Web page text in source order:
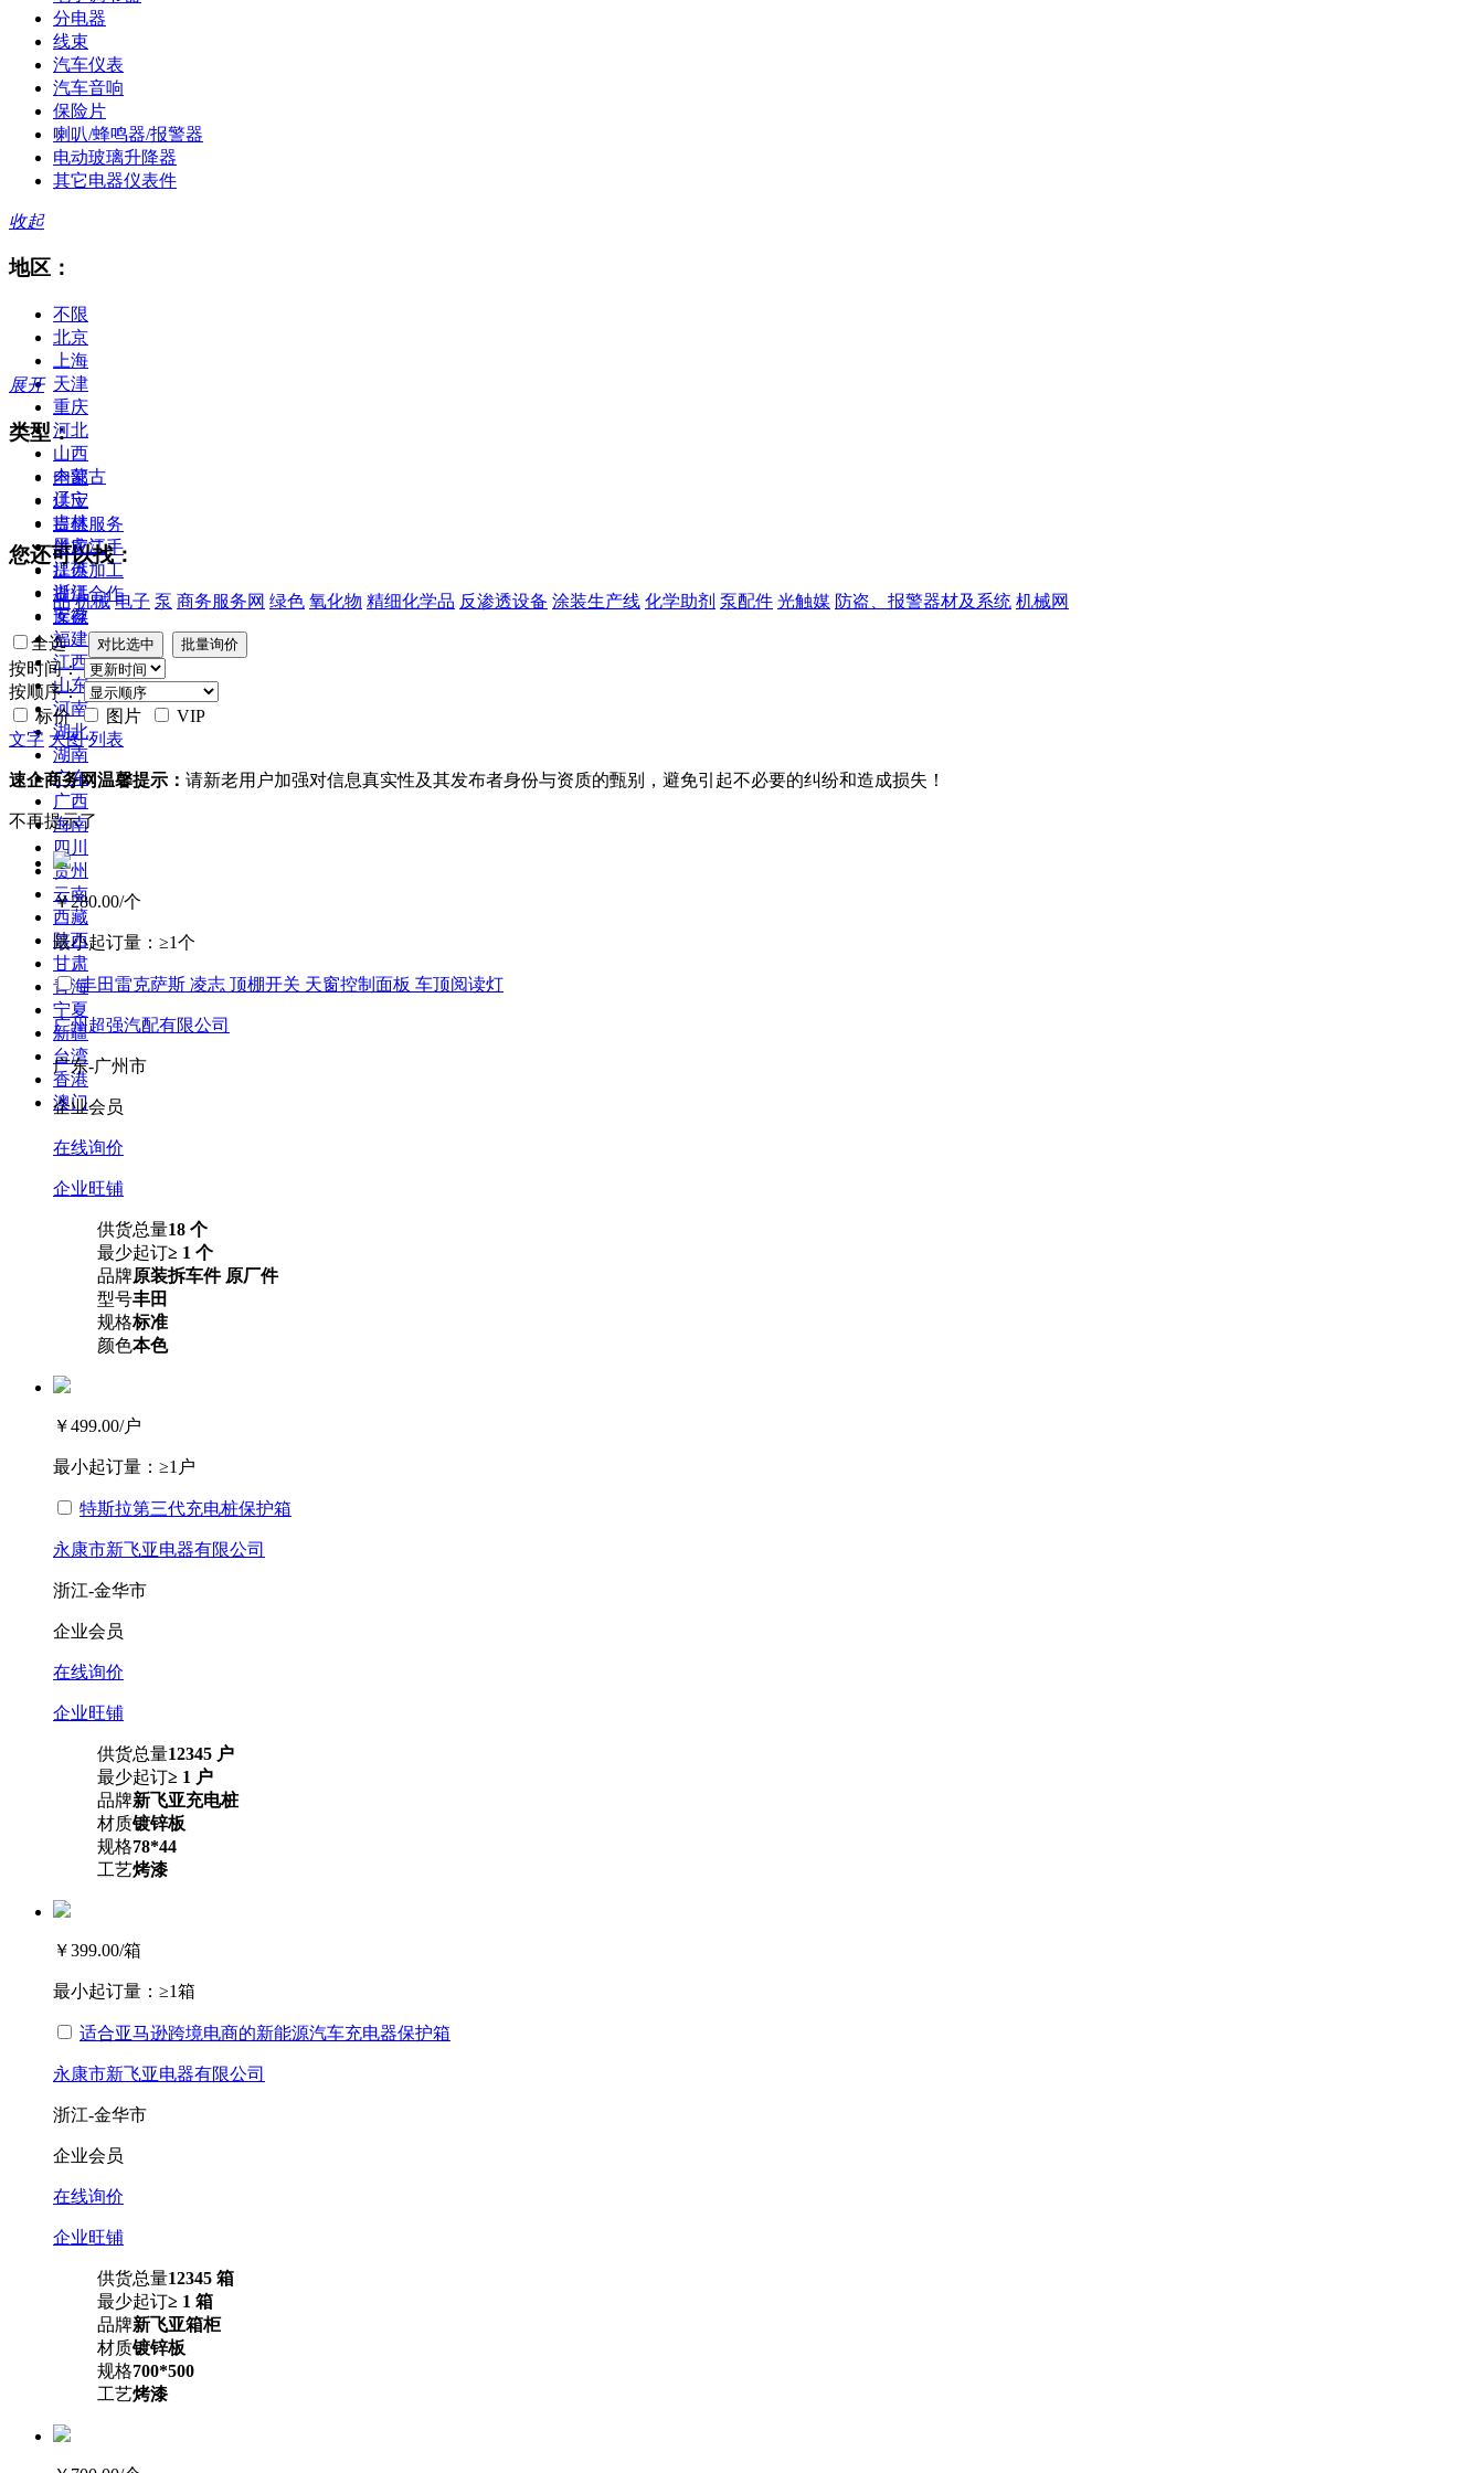
分电器
线束
汽车仪表
汽车音响
保险片
喇叭/蜂鸣器/报警器
电动玻璃升降器
其它电器仪表件
收起
地区：
不限
北京
上海
天津
重庆
河北
山西
内蒙古
辽宁
吉林
黑龙江
江苏
浙江
安徽
福建
江西
山东
河南
湖北
湖南
广东
广西
海南
四川
贵州
云南
西藏
陕西
甘肃
青海
宁夏
新疆
台湾
香港
澳门
展开
类型：
全部
供应
提供服务
供应二手
提供加工
提供合作
库存
您还可以找：
品 机械 电子 泵 商务服务网 绿色 氧化物 精细化学品 反渗透设备 涂装生产线 化学助剂 泵配件 光触媒 防盗、报警器材及系统 机械网
全选
按时间：
按顺序：
标价
图片
VIP
文字 大图 列表
速企商务网温馨提示： 请新老用户加强对信息真实性及其发布者身份与资质的甄别，避免引起不必要的纠纷和造成损失！
不再提示了
￥280.00/个
最小起订量： ≥1个
丰田雷克萨斯 凌志 顶棚开关 天窗控制面板 车顶阅读灯
广州超强汽配有限公司
广东-广州市
企业会员
在线询价
企业旺铺
供货总量18 个
最少起订≥ 1 个
品牌原装拆车件 原厂件
型号丰田
规格标准
颜色本色
￥499.00/户
最小起订量： ≥1户
特斯拉第三代充电桩保护箱
永康市新飞亚电器有限公司
浙江-金华市
企业会员
在线询价
企业旺铺
供货总量12345 户
最少起订≥ 1 户
品牌新飞亚充电桩
材质镀锌板
规格78*44
工艺烤漆
￥399.00/箱
最小起订量： ≥1箱
适合亚马逊跨境电商的新能源汽车充电器保护箱
永康市新飞亚电器有限公司
浙江-金华市
企业会员
在线询价
企业旺铺
供货总量12345 箱
最少起订≥ 1 箱
品牌新飞亚箱柜
材质镀锌板
规格700*500
工艺烤漆